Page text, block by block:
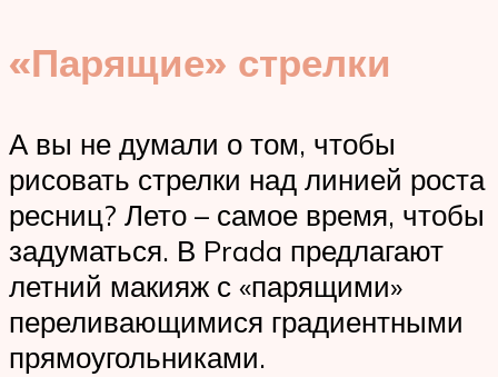
«Парящие» стрелки
А вы не думали о том, чтобы
рисовать стрелки над линией роста
ресниц? Лето – самое время, чтобы
задуматься. В Prada предлагают
летний макияж с «парящими»
переливающимися градиентными
прямоугольниками.